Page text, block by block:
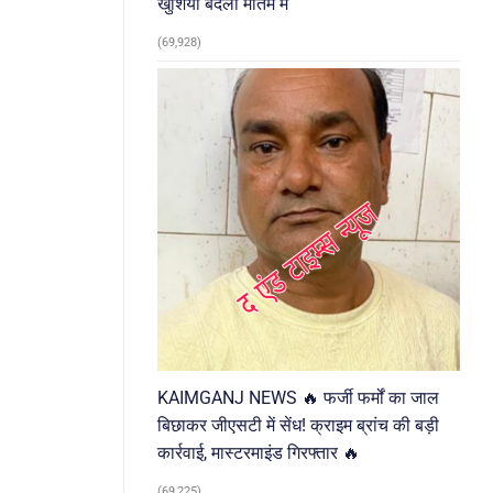
(69,928)
KAIMGANJ NEWS 🔥 फर्जी फर्मों का जाल
बिछाकर जीएसटी में सेंध! क्राइम ब्रांच की बड़ी
कार्रवाई, मास्टरमाइंड गिरफ्तार 🔥